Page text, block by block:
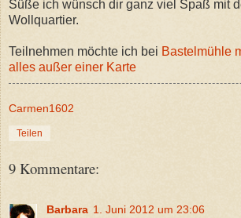
Süße ich wünsch dir ganz viel Spaß mit
Wollquartier.
Teilnehmen möchte ich bei Bastelmühle
alles außer einer Karte
Carmen1602
Teilen
9 Kommentare:
Barbara 1. Juni 2012 um 23:06